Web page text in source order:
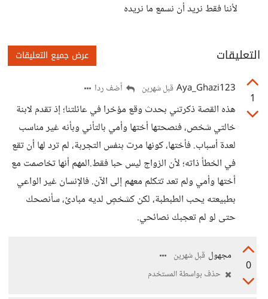
لأننا فقط نريد أن نسمع ما نريده
التعليقات عرض جميع التعليقات
1
Aya_Ghazi123 قبل شهرين أضف ردا
هذه القصة ذكرتني بحدث وقع مؤخرا في عائلتنا؛ إذ تقدم لابنة
خالتي شخص، فنصحتها أختها وأمي بالتأني وبأنه غير مناسب
لعدة أسباب. فأختها، كونها مرت بنفس التجربة، لم ترد لها أن تقع
في الخطأ ذاته؛ لأن الزواج ليس حبا فقط.المهم أنها تخاصمت مع
أختها وأمي ولم تعد تتكلم معهم إلى الآن. فالإنسان غير الواعي
بطبيعته يحب الطبطبة، لكن كشخصٍ لديه مبادئ، سأنصحك
حتى لو لم تعجبك نصائحي.
0
مجهول قبل شهرين
حذف بواسطة المستخدم